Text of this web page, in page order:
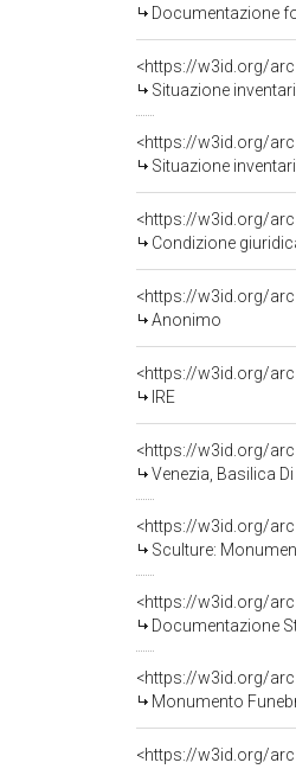
Documentazione
<https://w3id.org/
Situazione
<https://w3id.org/
Situazione
Condizione
<https://w3id.org/
Anonimo
<https://w3id.org/
IRE
<https://w3id.org/
Venezia, Basilica
<https://w3id.org/
Sculture:
<https://w3id.org/
Documentazione
Monumento